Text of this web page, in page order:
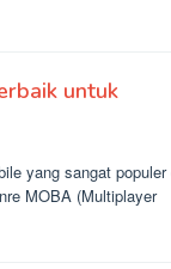
untuk
yang sangat populer
MOBA (Multiplayer